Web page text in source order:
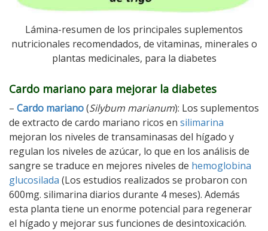
Lámina-resumen de los principales suplementos
nutricionales recomendados, de vitaminas, minerales o
plantas medicinales, para la diabetes
Cardo mariano para mejorar la diabetes
– Cardo mariano(Silybum marianum): Los suplementos
de extracto de cardo mariano ricos en silimarina
mejoran los niveles de transaminasas del hígado y
regulan los niveles de azúcar, lo que en los análisis de
sangre se traduce en mejores niveles de hemoglobina
glucosilada (Los estudios realizados se probaron con
600mg. silimarina diarios durante 4 meses). Además
esta planta tiene un enorme potencial para regenerar
el hígado y mejorar sus funciones de desintoxicación.